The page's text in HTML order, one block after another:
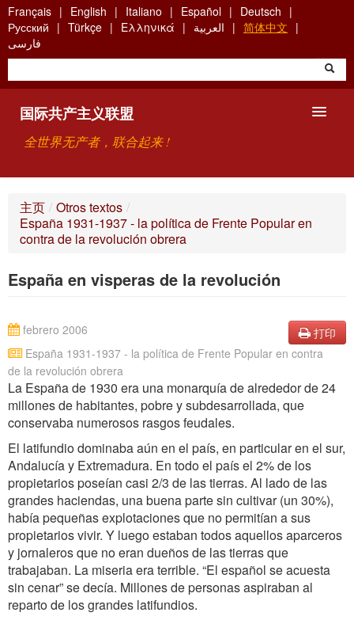
Skip
to
main
content
Français English Italiano Español
Deutsch
Русский
Türkçe Ελληνικά العربية
简体中文
فارسی
国际共产主义联盟
全世界无产者，联合起来 !
关于国际共产主义联盟（ICU）
主页 / Otros textos /
España 1931-1937 - la política de Frente Popular en
contra de la revolución obrera
España en visperas de la revolución
打印
España 1931-1937 - la política de Frente Popular en contra
de la revolución obrera
febrero 2006
La España de 1930 era una monarquía de alrededor de 24
millones de habitantes, pobre y subdesarrollada, que
conservaba numerosos rasgos feudales.
El latifundio dominaba aún en el país, en particular en el sur,
Andalucía y Extremadura. En todo el país el 2% de los
propietarios poseían casi 2/3 de las tierras. Al lado de las
grandes haciendas, una buena parte sin cultivar (un 30%),
había pequeñas explotaciones que no permitían a sus
propietarios vivir. Y luego estaban todos aquellos aparceros
y jornaleros que no eran dueños de las tierras que
trabajaban. La miseria era terrible. “El español se acuesta
sin cenar” se decía. Millones de personas aspiraban al
reparto de los grandes latifundios.